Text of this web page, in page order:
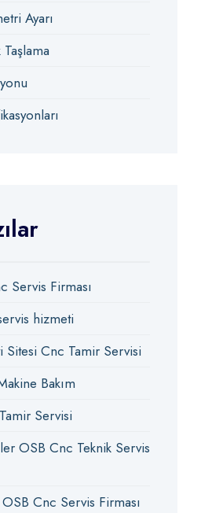
Ayarı
Servis Firması
hizmeti
Sitesi Cnc Tamir Servisi
Bakım
Servisi
OSB Cnc Teknik Servis
Cnc Servis Firması